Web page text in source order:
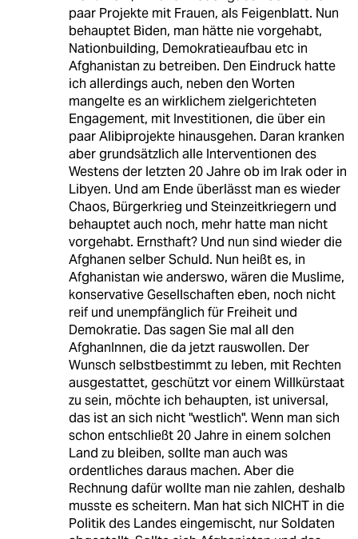
paar Projekte mit Frauen, als Feigenblatt. Nun
behauptet Biden, man hätte nie vorgehabt,
Nationbuilding, Demokratieaufbau etc in
Afghanistan zu betreiben. Den Eindruck hatte
ich allerdings auch, neben den Worten
mangelte es an wirklichem zielgerichteten
Engagement, mit Investitionen, die über ein
paar Alibiprojekte hinausgehen. Daran kranken
aber grundsätzlich alle Interventionen des
Westens der letzten 20 Jahre ob im Irak oder in
Libyen. Und am Ende überlässt man es wieder
Chaos, Bürgerkrieg und Steinzeitkriegern und
behauptet auch noch, mehr hatte man nicht
vorgehabt. Ernsthaft? Und nun sind wieder die
Afghanen selber Schuld. Nun heißt es, in
Afghanistan wie anderswo, wären die Muslime,
konservative Gesellschaften eben, noch nicht
reif und unempfänglich für Freiheit und
Demokratie. Das sagen Sie mal all den
AfghanInnen, die da jetzt rauswollen. Der
Wunsch selbstbestimmt zu leben, mit Rechten
ausgestattet, geschützt vor einem Willkürstaat
zu sein, möchte ich behaupten, ist universal,
das ist an sich nicht "westlich". Wenn man sich
schon entschließt 20 Jahre in einem solchen
Land zu bleiben, sollte man auch was
ordentliches daraus machen. Aber die
Rechnung dafür wollte man nie zahlen, deshalb
musste es scheitern. Man hat sich NICHT in die
Politik des Landes eingemischt, nur Soldaten